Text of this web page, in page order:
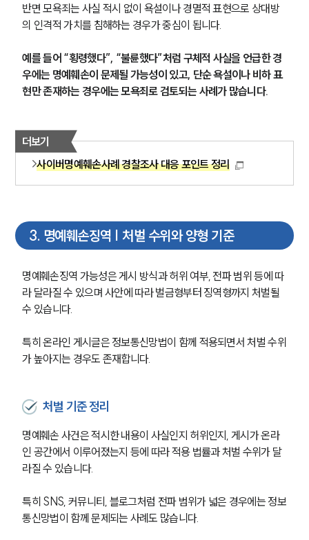
반면 모욕죄는 사실 적시 없이 욕설이나 경멸적 표현으로 상대방
의 인격적 가치를 침해하는 경우가 중심이 됩니다.
예를 들어 “횡령했다”, “불륜했다”처럼 구체적 사실을 언급한 경
우에는 명예훼손이 문제될 가능성이 있고, 단순 욕설이나 비하 표
현만 존재하는 경우에는 모욕죄로 검토되는 사례가 많습니다.
더보기
사이버명예훼손사례 경찰조사 대응 포인트 정리
3. 명예훼손징역 | 처벌 수위와 양형 기준
명예훼손징역 가능성은 게시 방식과 허위 여부, 전파 범위 등에 따
라 달라질 수 있으며 사안에 따라 벌금형부터 징역형까지 처벌될
수 있습니다.
특히 온라인 게시글은 정보통신망법이 함께 적용되면서 처벌 수위
가 높아지는 경우도 존재합니다.
처벌 기준 정리
명예훼손 사건은 적시한 내용이 사실인지 허위인지, 게시가 온라
인 공간에서 이루어졌는지 등에 따라 적용 법률과 처벌 수위가 달
라질 수 있습니다.
특히 SNS, 커뮤니티, 블로그처럼 전파 범위가 넓은 경우에는 정보
통신망법이 함께 문제되는 사례도 많습니다.